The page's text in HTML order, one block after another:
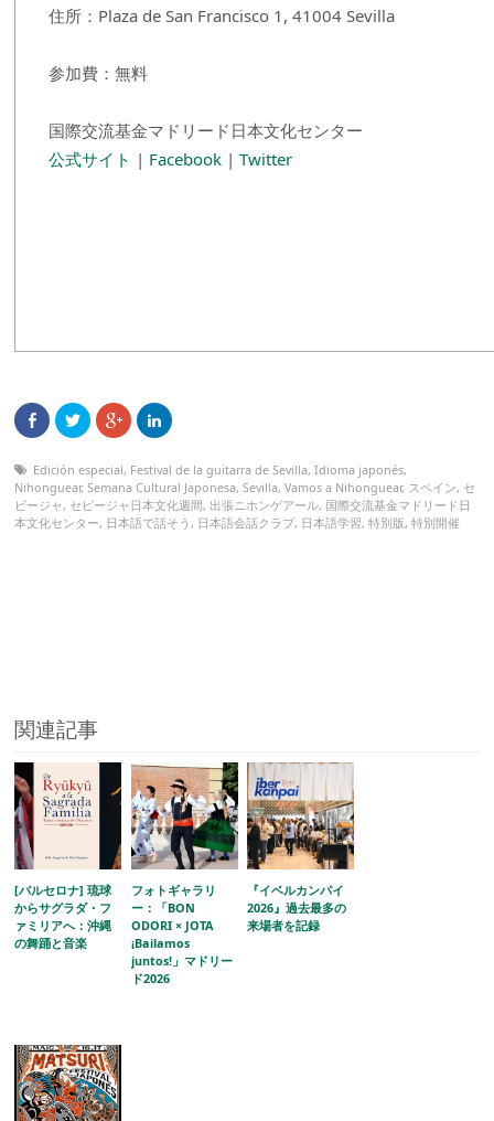
住所：Plaza de San Francisco 1, 41004 Sevilla
参加費：無料
国際交流基金マドリード日本文化センター
公式サイト | Facebook |Twitter
Edición especial, Festival de la guitarra de Sevilla,Idioma japonés,
Nihonguear,Semana Cultural Japonesa,Sevilla,Vamos a Nihonguear, スペイン, セ
ビージャ , セビージャ日本文化週間,出張ニホンゲアール, 国際交流基金マドリード日
本文化センター, 日本語で話そう , 日本語会話クラブ, 日本語学習,特別版,特別開催
関連記事
[バルセロナ] 琉球
からサグラダ・フ
ァミリアへ：沖縄
の舞踊と音楽
フォトギャラリ
ー：「BON
ODORI × JOTA
¡Bailamos
juntos!」マドリー
ド2026
『イベルカンパイ
2026』過去最多の
来場者を記録